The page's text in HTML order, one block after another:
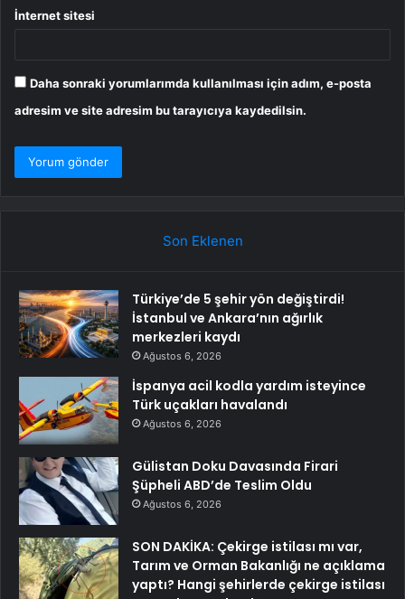
İnternet sitesi
Daha sonraki yorumlarımda kullanılması için adım, e-posta
adresim ve site adresim bu tarayıcıya kaydedilsin.
Son Eklenen
Türkiye’de 5 şehir yön değiştirdi!
İstanbul ve Ankara’nın ağırlık
merkezleri kaydı
Ağustos 6, 2026
İspanya acil kodla yardım isteyince
Türk uçakları havalandı
Ağustos 6, 2026
Gülistan Doku Davasında Firari
Şüpheli ABD’de Teslim Oldu
Ağustos 6, 2026
SON DAKİKA: Çekirge istilası mı var,
Tarım ve Orman Bakanlığı ne açıklama
yaptı? Hangi şehirlerde çekirge istilası